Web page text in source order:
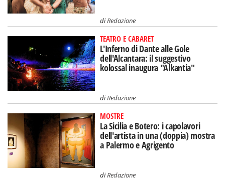
diRedazione
TEATRO E CABARET
L'Inferno di Dante alle Gole
dell'Alcantara: il suggestivo
kolossal inaugura "Alkantia"
diRedazione
MOSTRE
La Sicilia e Botero: i capolavori
dell'artista in una (doppia) mostra
a Palermo e Agrigento
diRedazione